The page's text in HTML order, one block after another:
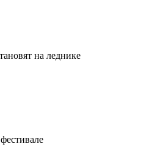
на леднике